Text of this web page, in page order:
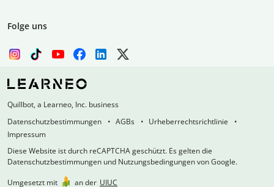
Folge uns
Quillbot, a Learneo, Inc. business
Datenschutzbestimmungen
AGBs
Urheberrechtsrichtlinie
Impressum
Diese Website ist durch reCAPTCHA geschützt. Es gelten die
Datenschutzbestimmungen und Nutzungsbedingungen von Google.
Umgesetzt mit
an der UIUC